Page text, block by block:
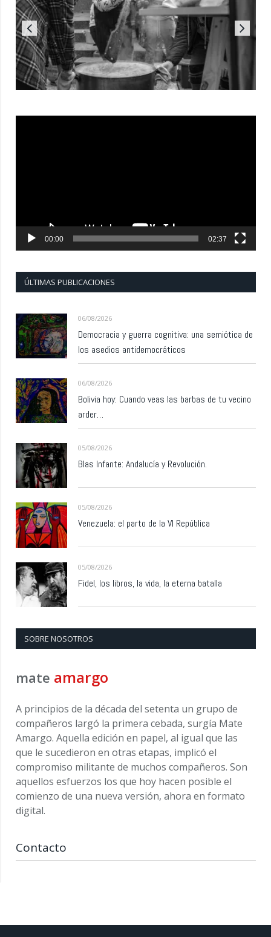
00:00 02:37
ÚLTIMAS PUBLICACIONES
06/08/2026
Democracia y guerra cognitiva: una semiótica de
los asedios antidemocráticos
06/08/2026
Bolivia hoy: Cuando veas las barbas de tu vecino
arder…
05/08/2026
Blas Infante: Andalucía y Revolución.
05/08/2026
Venezuela: el parto de la VI República
05/08/2026
Fidel, los libros, la vida, la eterna batalla
SOBRE NOSOTROS
mate amargo
A principios de la década del setenta un grupo de
compañeros largó la primera cebada, surgía Mate
Amargo. Aquella edición en papel, al igual que las
que le sucedieron en otras etapas, implicó el
compromiso militante de muchos compañeros. Son
aquellos esfuerzos los que hoy hacen posible el
comienzo de una nueva versión, ahora en formato
digital.
Contacto